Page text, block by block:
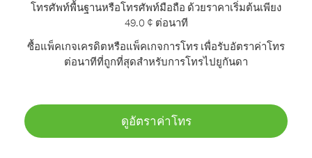
โทรศัพท์พื้นฐานหรือโทรศัพท์มือถือ ด้วยราคาเริ่มต้นเพียง
49.0 ¢ ต่อนาที
ซื้อแพ็คเกจเครดิตหรือแพ็คเกจการโทร เพื่อรับอัตราค่าโทร
ต่อนาทีที่ถูกที่สุดสำหรับการโทรไปยูกันดา
ดูอัตราค่าโทร